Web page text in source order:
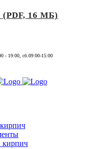
16 МБ)
- 19:00, сб.09:00-15:00
кирпич